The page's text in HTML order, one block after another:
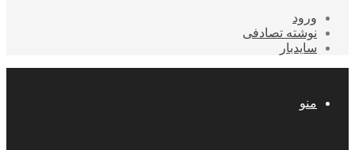
ورود
نوشته تصادفی
سایدبار
منو